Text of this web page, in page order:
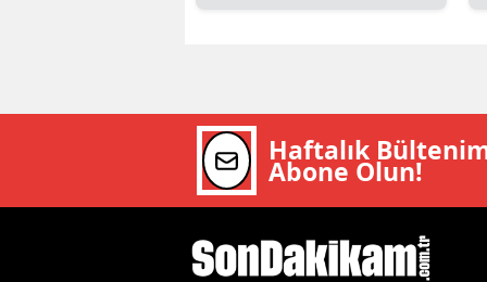
Haftalık
Abone Olun!